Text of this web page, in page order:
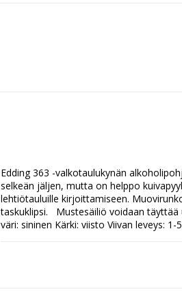
Edding 363 -valkotaulukynän
selkeän jäljen, mutta on helppo
lehtiötauluille kirjoittamiseen.
taskuklipsi.   Mustesäiliö voidaan
väri: sininen Kärki: viisto Viivan leveys: 1-